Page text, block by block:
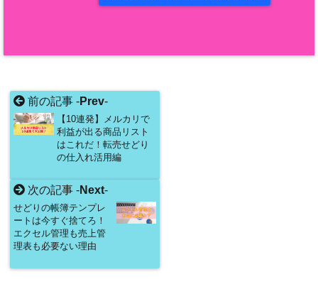
前の記事 -Prev-
【10連発】メルカリで
利益が出る商品リスト
はこれだ！転売せどり
の仕入れ活用編
次の記事 -Next-
せどりの帳簿テンプレ
ートは今すぐ捨てろ！
エクセル管理も売上管
理表も必要ない理由